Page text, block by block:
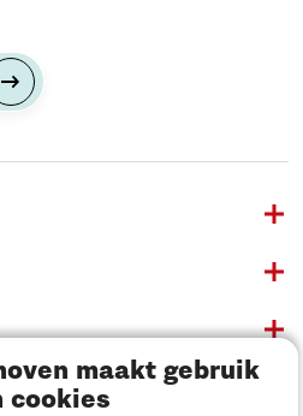
maakt gebruik
cookies